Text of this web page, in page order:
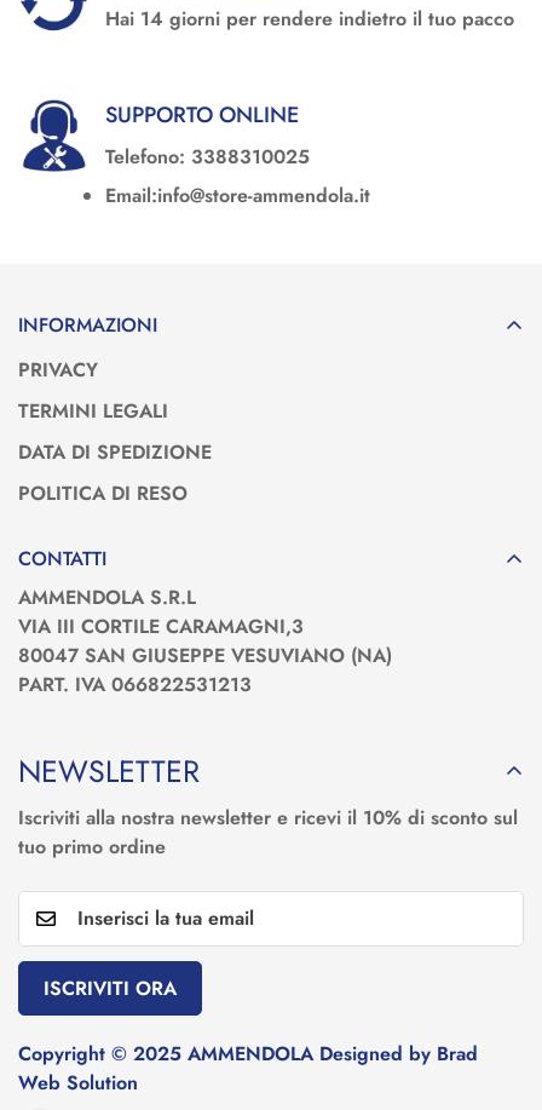
Hai 14 giorni per rendere indietro il tuo pacco
SUPPORTO ONLINE
Telefono: 3388310025
Email:info@store-ammendola.it
INFORMAZIONI
PRIVACY
TERMINI LEGALI
DATA DI SPEDIZIONE
POLITICA DI RESO
CONTATTI
AMMENDOLA S.R.L
VIA III CORTILE CARAMAGNI,3
80047 SAN GIUSEPPE VESUVIANO (NA)
PART. IVA 066822531213
NEWSLETTER
Iscriviti alla nostra newsletter e ricevi il 10% di sconto sul
tuo primo ordine
ISCRIVITI ORA
Copyright © 2025 AMMENDOLA Designed by Brad
Web Solution